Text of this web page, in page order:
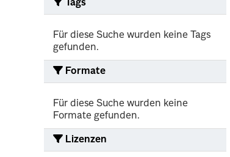
Tags
Für diese Suche wurden keine Tags
gefunden.
Formate
Für diese Suche wurden keine
Formate gefunden.
Lizenzen